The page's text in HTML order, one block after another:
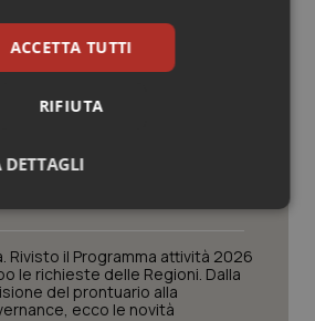
& Testa Collo
Nile. D’Alterio (Rete IZS):
e dati scientifici, senza
per diabete e obesità e cala
Rivisto il Programma attività 2026
le richieste delle Regioni. Dalla
del prontuario alla
ecco le novità
ACCETTA TUTTI
RIFIUTA
DETTAGLI
Statistici Marketing